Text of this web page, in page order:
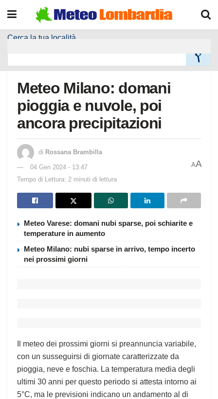
Cerca la tua località
Meteo Milano: domani
pioggia e nuvole, poi
ancora precipitazioni
di Rossana Brambilla
04 Gen 2024 - 13:47
Tempo di Lettura: 2 minuti di lettura
AA
Meteo Varese: domani nubi sparse, poi schiarite e
temperature in aumento
Meteo Milano: nubi sparse in arrivo, tempo incerto
nei prossimi giorni
Il meteo dei prossimi giorni si preannuncia variabile,
con un susseguirsi di giornate caratterizzate da
pioggia, neve e foschia. La temperatura media degli
ultimi 30 anni per questo periodo si attesta intorno ai
5°C, ma le previsioni indicano un andamento al di